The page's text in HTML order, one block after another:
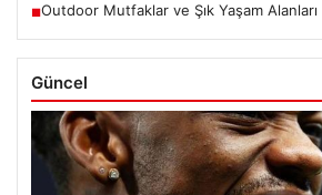
■Outdoor Mutfaklar ve Şık Yaşam Alanları
Güncel